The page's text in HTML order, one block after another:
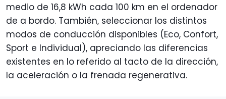
medio de 16,8 kWh cada 100 km en el ordenador
de a bordo. También, seleccionar los distintos
modos de conducción disponibles (Eco, Confort,
Sport e Individual), apreciando las diferencias
existentes en lo referido al tacto de la dirección,
la aceleración o la frenada regenerativa.